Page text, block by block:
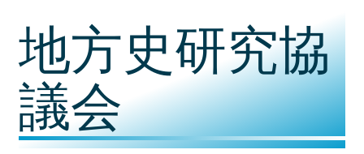
地方史研究協
議会